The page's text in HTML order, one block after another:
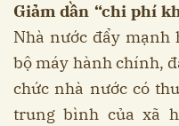
Giảm dần “chi phí
Nhà nước đẩy
bộ máy hành chính,
chức nhà nước có
trung bình của xã